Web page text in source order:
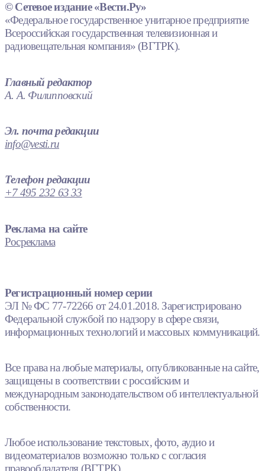
© Сетевое издание «Вести.Ру»
«Федеральное государственное унитарное предприятие
Всероссийская государственная телевизионная и
радиовещательная компания» (ВГТРК).
Главный редактор
А. А. Филипповский
Эл. почта редакции
info@vesti.ru
Телефон редакции
+7 495 232 63 33
Реклама на сайте
Росреклама
Регистрационный номер серии
ЭЛ № ФС 77-72266 от 24.01.2018. Зарегистрировано
Федеральной службой по надзору в сфере связи,
информационных технологий и массовых коммуникаций.
Все права на любые материалы, опубликованные на сайте,
защищены в соответствии с российским и
международным законодательством об интеллектуальной
собственности.
Любое использование текстовых, фото, аудио и
видеоматериалов возможно только с согласия